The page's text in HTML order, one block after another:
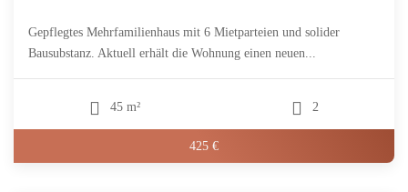
Gepflegtes Mehrfamilienhaus mit 6 Mietparteien und solider
Bausubstanz. Aktuell erhält die Wohnung einen neuen...
45 m² 2
425 €